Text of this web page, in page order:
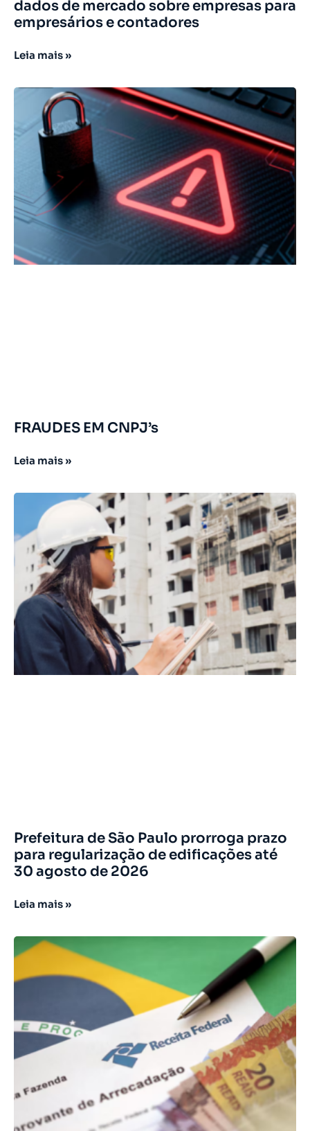
dados de mercado sobre empresas para
empresários e contadores
Leia mais »
FRAUDES EM CNPJ’s
Leia mais »
Prefeitura de São Paulo prorroga prazo
para regularização de edificações até
30 agosto de 2026
Leia mais »